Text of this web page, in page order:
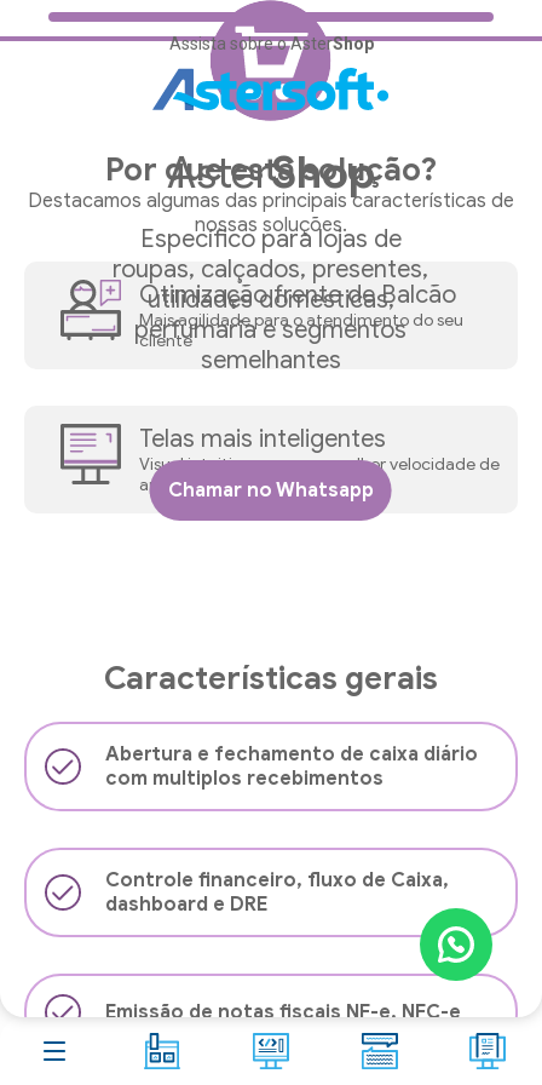
Sobre
Soluções
AsterAuto
Aster Parts
Pet
10
Acesso remoto
AsterShop
Específico para lojas de
roupas, calçados, presentes,
utilidades domesticas,
perfumaria e segmentos
semelhantes
Chamar no Whatsapp
Assista sobre o AsterShop
Por que esta solução?
Destacamos algumas das principais características de
nossas soluções.
Otimização frente de Balcão
Mais agilidade para o atendimento do seu
cliente
Telas mais inteligentes
Visual intuitivo para uma melhor velocidade de
aprendizado.
Características gerais
Abertura e fechamento de caixa diário
com multiplos recebimentos
Controle financeiro, fluxo de Caixa,
dashboard e DRE
Emissão de notas fiscais NF-e, NFC-e